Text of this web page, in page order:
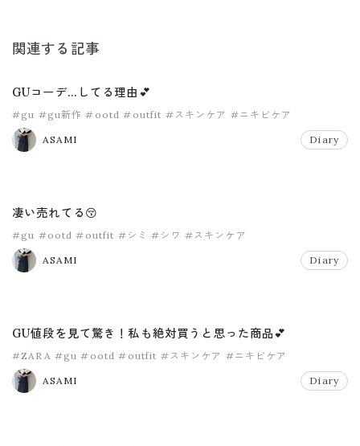
関連する記事
GUコーデ…してる理由💕
#gu #gu新作 #ootd #outfit #スキンケア #ニキビケア
ASAMI Diary
凄い売れてる😚
#gu #ootd #outfit #シミ #シワ #スキンケア
ASAMI Diary
GU値段を見て驚き！私も絶対買うと思った商品💕
#ZARA #gu #ootd #outfit #スキンケア #ニキビケア
ASAMI Diary